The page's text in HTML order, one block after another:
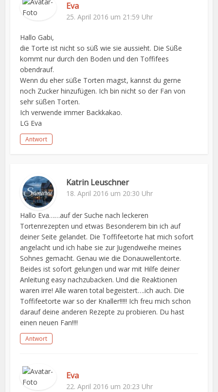
Eva
25. April 2016 um 21:59 Uhr
Hallo Gabi,
die Torte ist nicht so süß wie sie aussieht. Die Süße
kommt nur durch den Boden und den Toffifees
obendrauf.
Wenn du eher süße Torten magst, kannst du gerne
noch Zucker hinzufügen. Ich bin nicht so der Fan von
sehr süßen Torten.
Ich verwende immer Backkakao.
LG Eva
Antwort
Katrin Leuschner
18. April 2016 um 20:30 Uhr
Hallo Eva……auf der Suche nach leckeren
Tortenrezepten und etwas Besonderem bin ich auf
deiner Seite gelandet. Die Toffifeetorte hat mich sofort
angelacht und ich habe sie zur Jugendweihe meines
Sohnes gemacht. Genau wie die Donauwellentorte.
Beides ist sofort gelungen und war mit Hilfe deiner
Anleitung easy nachzubacken. Und die Reaktionen
waren irre! Alle waren total begeistert….ich auch. Die
Toffifeetorte war so der Knaller!!!!! Ich freu mich schon
darauf deine anderen Rezepte zu probieren. Du hast
einen neuen Fan!!!!
Antwort
Eva
22. April 2016 um 20:23 Uhr